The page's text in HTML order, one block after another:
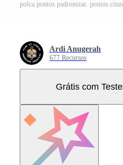
polca pontos padronizar. pontos
Ardi Anugerah
677 Recursos
Grátis com Teste